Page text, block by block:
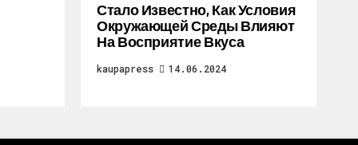
Стало Известно, Как Условия
Окружающей Среды Влияют
На Восприятие Вкуса
kaupapress 14.06.2024